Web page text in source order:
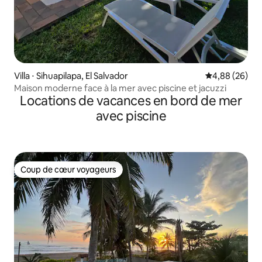
Villa ⋅ Sihuapilapa, El Salvador Évaluation
4,88 (26)
Maison moderne face à la mer avec piscine et jacuzzi
Locations de vacances en bord de mer
avec piscine
Coup de cœur voyageurs
Coup de cœur voyageurs